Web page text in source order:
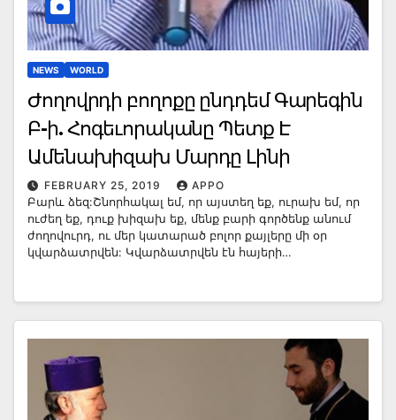
NEWS WORLD
Ժողովրդի բողոքը ընդդեմ Գարեգին
Բ-ի. Հոգեւորականը Պետք Է
Ամենախիզախ Մարդը Լինի
FEBRUARY 25, 2019
APPO
Բարև ձեզ:Շնորհակալ եմ, որ այստեղ եք, ուրախ եմ, որ
ուժեղ եք, դուք խիզախ եք, մենք բարի գործենք անում
ժողովուրդ, ու մեր կատարած բոլոր քայլերը մի օր
կվարձատրվեն: Կվարձատրվեն էն հայերի…